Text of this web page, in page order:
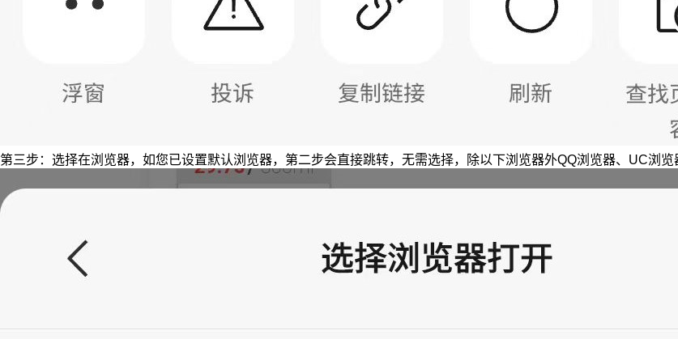
第三步：选择在浏览器，如您已设置默认浏览器，第二步会直接跳转，无需选择，除以下浏览器外QQ浏览器、UC浏览